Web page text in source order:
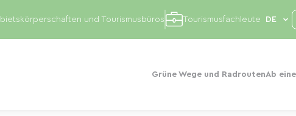
Grüne Wege und RadroutenAb
und Tourismusbüros Tourismusfachleute